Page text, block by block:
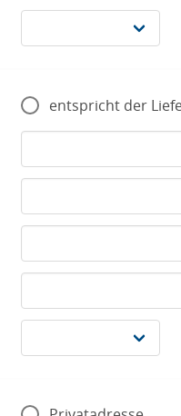
entspricht der